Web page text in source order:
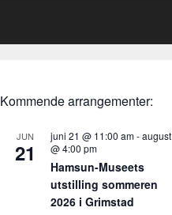
Kommende arrangementer:
JUN
21
juni 21 @ 11:00 am-
@ 4:00 pm
Hamsun-Museets
utstilling sommeren
2026 i Grimstad